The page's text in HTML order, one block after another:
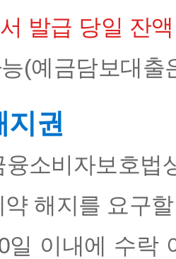
발급 당일 잔
(예금담보대
지권
융소비자보호
해지를 요구
일 이내에 수락